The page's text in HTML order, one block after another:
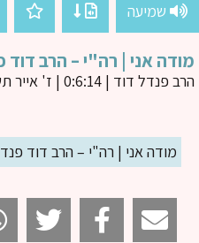
שמיעה
אני | רה"י – הרב דוד
פנדל דוד| 0:6:14 | ז' אייר תשפ"ה
מודה אני | רה"י – הרב דוד